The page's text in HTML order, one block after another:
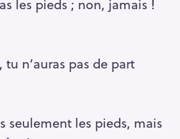
n’auras pas de part
seulement les pieds, mais